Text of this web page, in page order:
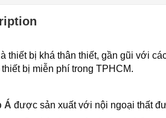
thiết bị khá thân thiết, gần gũi với
thiết bị miễn phí trong TPHCM.
Á được sản xuất với nội ngoại thất